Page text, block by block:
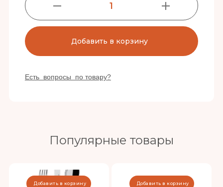
1
Добавить в корзину
Есть вопросы по товару?
Популярные товары
Добавить в корзину Добавить в корзину